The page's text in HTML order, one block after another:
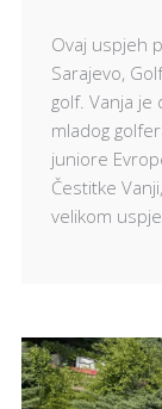
Ovaj uspjeh
Sarajevo,
golf. Vanja je
mladog
juniore
Čestitke
velikom